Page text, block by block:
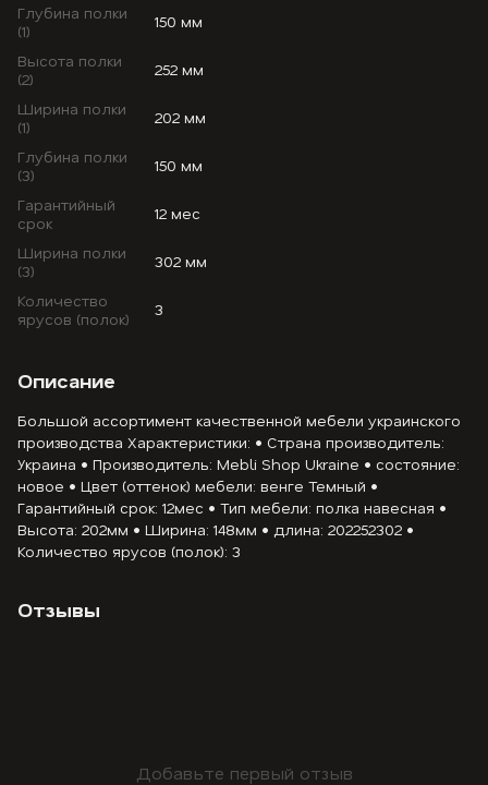
Глубина полки
(1)
150 мм
Высота полки
(2)
252 мм
Ширина полки
(1)
202 мм
Глубина полки
(3)
150 мм
Гарантийный
срок
12 мес
Ширина полки
(3)
302 мм
Количество
ярусов (полок)
3
Описание
Большой ассортимент качественной мебели украинского
производства Характеристики: • Страна производитель:
Украина • Производитель: Mebli Shop Ukraine • состояние:
новое • Цвет (оттенок) мебели: венге Темный •
Гарантийный срок: 12мес • Тип мебели: полка навесная •
Высота: 202мм • Ширина: 148мм • длина: 202252302 •
Количество ярусов (полок): 3
Отзывы
Добавьте первый отзыв